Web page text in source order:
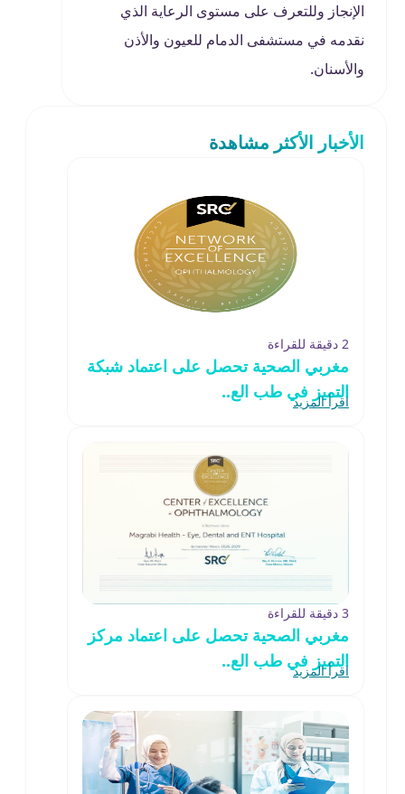
الإنجاز وللتعرف على مستوى الرعاية الذي
نقدمه في مستشفى الدمام للعيون والأذن
والأسنان.
الأخبار الأكثر مشاهدة
2 دقيقة للقراءة
مغربي الصحية تحصل على اعتماد شبكة
التميز في طب الع..
اقرأ المزيد
3 دقيقة للقراءة
مغربي الصحية تحصل على اعتماد مركز
التميز في طب الع..
اقرأ المزيد